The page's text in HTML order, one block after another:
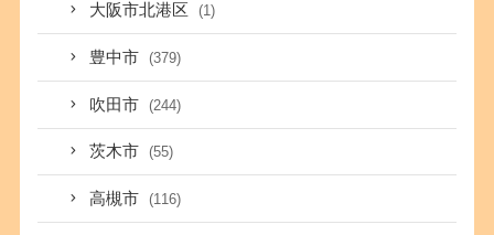
大阪市北港区 (1)
豊中市 (379)
吹田市 (244)
茨木市 (55)
高槻市 (116)